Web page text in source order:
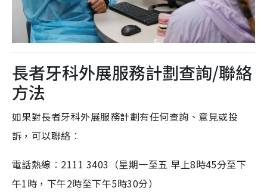
長者牙科外展服務計劃查詢/聯絡
方法
如果對長者牙科外展服務計劃有任何查詢、意見或投
訴，可以聯絡︰
電話熱線︰2111 3403（星期一至五 早上8時45分至下
午1時，下午2時至下午5時30分）